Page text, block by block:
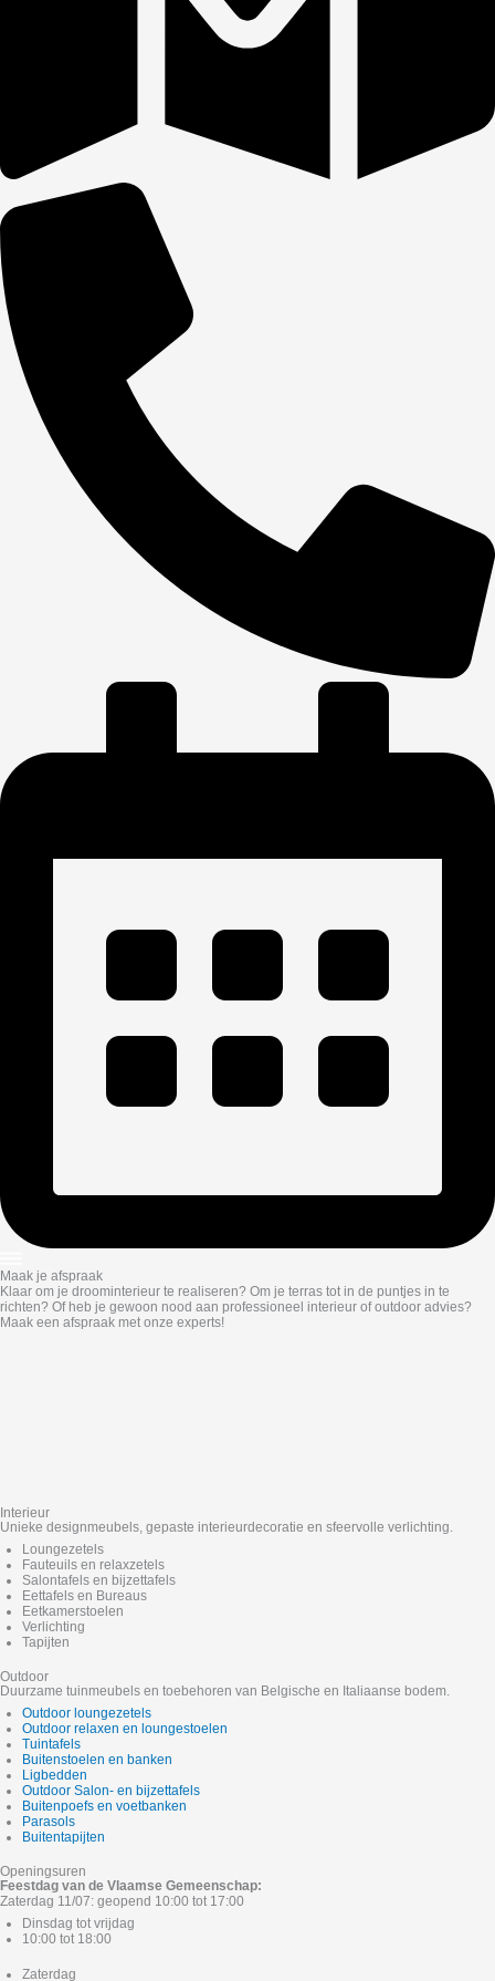
Maak je afspraak
Klaar om je droominterieur te realiseren? Om je terras tot in de puntjes in te
richten? Of heb je gewoon nood aan professioneel interieur of outdoor advies?
Maak een afspraak met onze experts!
Interieur
Unieke designmeubels, gepaste interieurdecoratie en sfeervolle verlichting.
Loungezetels
Fauteuils en relaxzetels
Salontafels en bijzettafels
Eettafels en Bureaus
Eetkamerstoelen
Verlichting
Tapijten
Outdoor
Duurzame tuinmeubels en toebehoren van Belgische en Italiaanse bodem.
Outdoor loungezetels
Outdoor relaxen en loungestoelen
Tuintafels
Buitenstoelen en banken
Ligbedden
Outdoor Salon- en bijzettafels
Buitenpoefs en voetbanken
Parasols
Buitentapijten
Openingsuren
Feestdag van de Vlaamse Gemeenschap:
Zaterdag 11/07: geopend 10:00 tot 17:00
Dinsdag tot vrijdag
10:00 tot 18:00
Zaterdag